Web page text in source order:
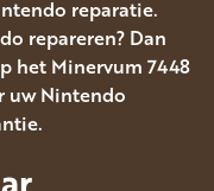
reparatie.
repareren? Dan
het Minervum 7448
uw Nintendo